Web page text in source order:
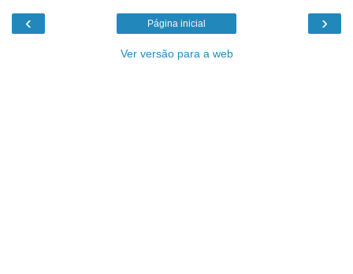
‹ ›
Página inicial
Ver versão para a web